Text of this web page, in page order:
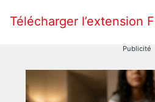
Télécharger l’extension
Publicité